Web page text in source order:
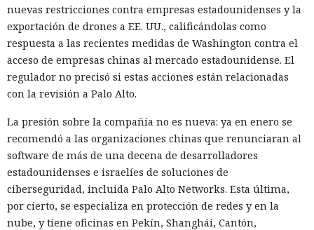
nuevas restricciones contra empresas estadounidenses y la
exportación de drones a EE. UU., calificándolas como
respuesta a las recientes medidas de Washington contra el
acceso de empresas chinas al mercado estadounidense. El
regulador no precisó si estas acciones están relacionadas
con la revisión a Palo Alto.
La presión sobre la compañía no es nueva: ya en enero se
recomendó a las organizaciones chinas que renunciaran al
software de más de una decena de desarrolladores
estadounidenses e israelíes de soluciones de
ciberseguridad, incluida Palo Alto Networks. Esta última,
por cierto, se especializa en protección de redes y en la
nube, y tiene oficinas en Pekín, Shanghái, Cantón,